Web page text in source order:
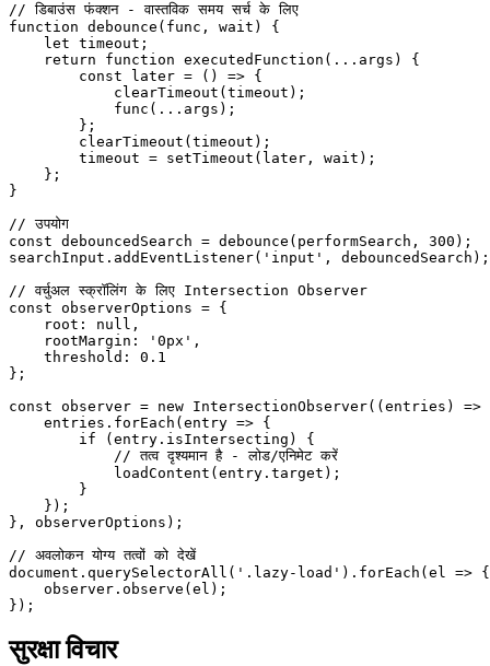
// डिबाउंस फंक्शन - वास्तविक समय सर्च के लिए
function debounce ( func , wait ) {
    let
timeout;
    return
function executedFunction ( ... args ) {
        const
later = () => {
            clearTimeout
(timeout);
            func
( ... args);
        };
        clearTimeout
(timeout);
        timeout
= setTimeout (later, wait);
    };
}
// उपयोग
const debouncedSearch = debounce (performSearch, 300 );
searchInput. addEventListener( 'input' , debouncedSearch);
// वर्चुअल स्क्रॉलिंग के लिए Intersection Observer
const observerOptions = {
    root:
null ,
    rootMargin:
'0px' ,
    threshold:
0.1
};
const observer = new IntersectionObserver(( entries ) =>
    entries.
forEach ( entry => {
        if
(entry.isIntersecting) {
            // तत्व दृश्यमान है - लोड/एनिमेट करें
            loadContent
(entry.target);
        }
    });
}, observerOptions);
// अवलोकन योग्य तत्वों को देखें
document. querySelectorAll ( '.lazy-load' ). forEach ( el => {
    observer.
observe (el);
});
सुरक्षा विचार